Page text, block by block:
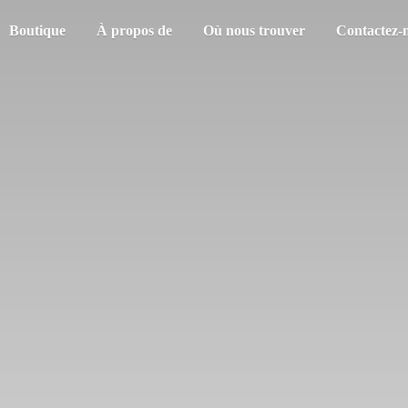
Boutique À propos de Où nous trouver Contactez-